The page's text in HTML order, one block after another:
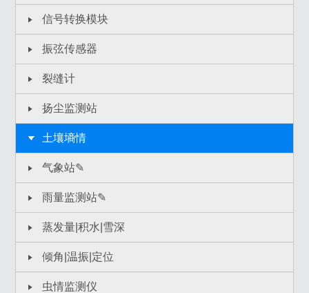
信号转换模块
振弦传感器
裂缝计
扬尘监测站
土壤墒情
气象站✎
雨量监测站✎
蒸发量|积水|雪深
倾角|温振|定位
虫情监测仪